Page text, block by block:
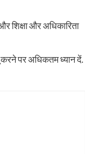
शिक्षा और अधिकारिता
करने पर अधिकतम ध्यान दें.